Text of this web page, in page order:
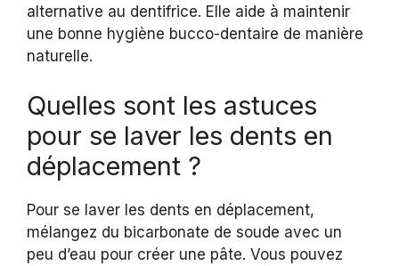
alternative au dentifrice. Elle aide à maintenir
une bonne hygiène bucco-dentaire de manière
naturelle.
Quelles sont les astuces
pour se laver les dents en
déplacement ?
Pour se laver les dents en déplacement,
mélangez du bicarbonate de soude avec un
peu d’eau pour créer une pâte. Vous pouvez